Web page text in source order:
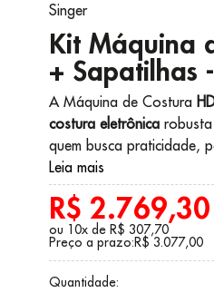
Singer
Kit Máquina
+ Sapatilhas
A Máquina de Costura
costura eletrônicarobusta
quem busca praticidade,
Leia mais
R$
ou 10x de R$ 307,70
Preço a prazo:R$ 3.077,00
Quantidade: